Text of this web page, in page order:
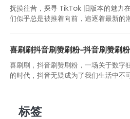
抚摸往昔，探寻 TikTok 旧版本的魅力
们似乎总是被推着向前，追逐着最新的
喜刷刷抖音刷赞刷粉-抖音刷赞刷
喜刷刷，抖音刷赞刷粉，一场关于数字
的时代，抖音无疑成为了我们生活中不
标签